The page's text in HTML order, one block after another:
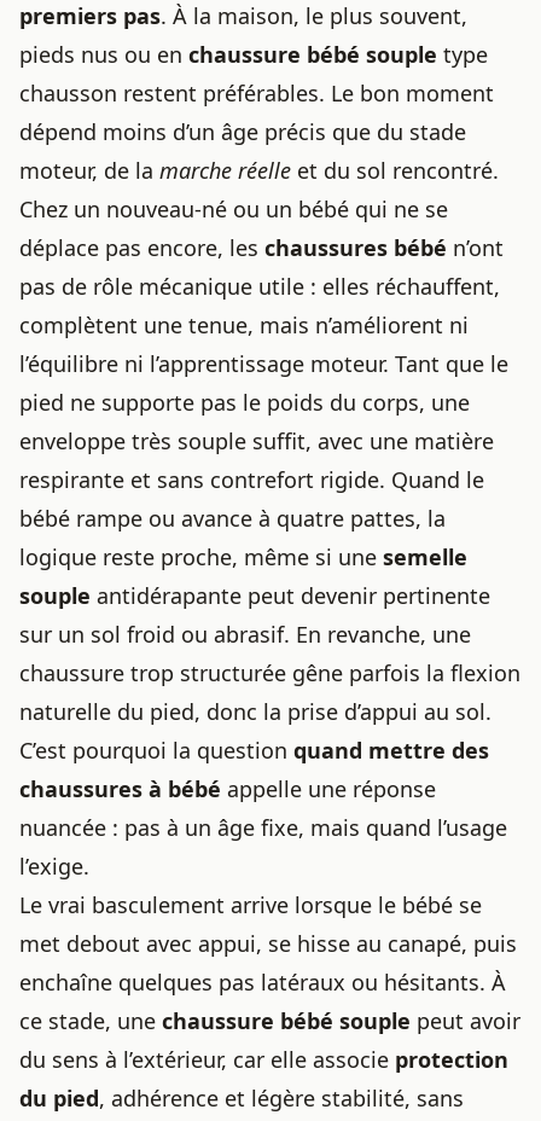
premiers pas. À la maison, le plus souvent,
pieds nus ou en chaussure bébé souple type
chausson restent préférables. Le bon moment
dépend moins d’un âge précis que du stade
moteur, de la marche réelle et du sol rencontré.
Chez un nouveau-né ou un bébé qui ne se
déplace pas encore, les chaussures bébé n’ont
pas de rôle mécanique utile : elles réchauffent,
complètent une tenue, mais n’améliorent ni
l’équilibre ni l’apprentissage moteur. Tant que le
pied ne supporte pas le poids du corps, une
enveloppe très souple suffit, avec une matière
respirante et sans contrefort rigide. Quand le
bébé rampe ou avance à quatre pattes, la
logique reste proche, même si une semelle
souple antidérapante peut devenir pertinente
sur un sol froid ou abrasif. En revanche, une
chaussure trop structurée gêne parfois la flexion
naturelle du pied, donc la prise d’appui au sol.
C’est pourquoi la question quand mettre des
chaussures à bébé appelle une réponse
nuancée : pas à un âge fixe, mais quand l’usage
l’exige.
Le vrai basculement arrive lorsque le bébé se
met debout avec appui, se hisse au canapé, puis
enchaîne quelques pas latéraux ou hésitants. À
ce stade, une chaussure bébé souple peut avoir
du sens à l’extérieur, car elle associe protection
du pied, adhérence et légère stabilité, sans